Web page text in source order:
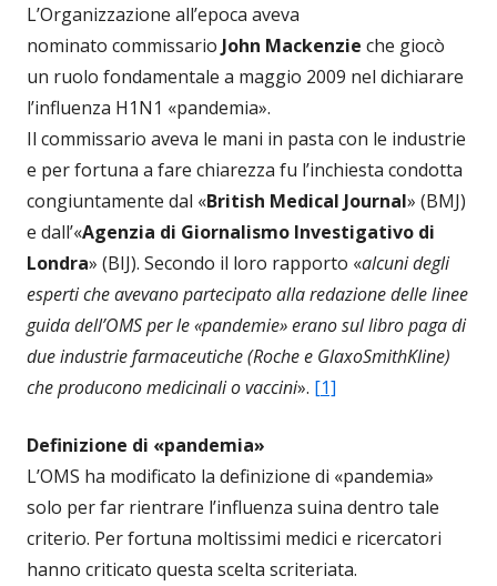
L’Organizzazione all’epoca aveva
nominato commissario John Mackenzie che giocò
un ruolo fondamentale a maggio 2009 nel dichiarare
l’influenza H1N1 «pandemia».
Il commissario aveva le mani in pasta con le industrie
e per fortuna a fare chiarezza fu l’inchiesta condotta
congiuntamente dal «British Medical Journal» (BMJ)
e dall’«Agenzia di Giornalismo Investigativo di
Londra» (BIJ). Secondo il loro rapporto «alcuni degli
esperti che avevano partecipato alla redazione delle linee
guida dell’OMS per le «pandemie» erano sul libro paga di
due industrie farmaceutiche (Roche e GlaxoSmithKline)
che producono medicinali o vaccini». [1]
Definizione di «pandemia»
L’OMS ha modificato la definizione di «pandemia»
solo per far rientrare l’influenza suina dentro tale
criterio. Per fortuna moltissimi medici e ricercatori
hanno criticato questa scelta scriteriata.